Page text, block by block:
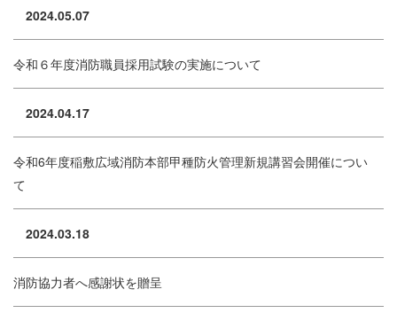
2024.05.07
令和６年度消防職員採用試験の実施について
2024.04.17
令和6年度稲敷広域消防本部甲種防火管理新規講習会開催につい
て
2024.03.18
消防協力者へ感謝状を贈呈